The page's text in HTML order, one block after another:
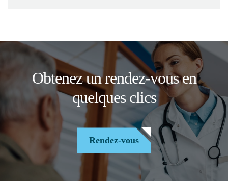
Obtenez un rendez-vous en
quelques clics
Rendez-vous